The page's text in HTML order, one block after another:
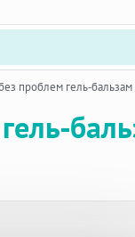
проблем гель-